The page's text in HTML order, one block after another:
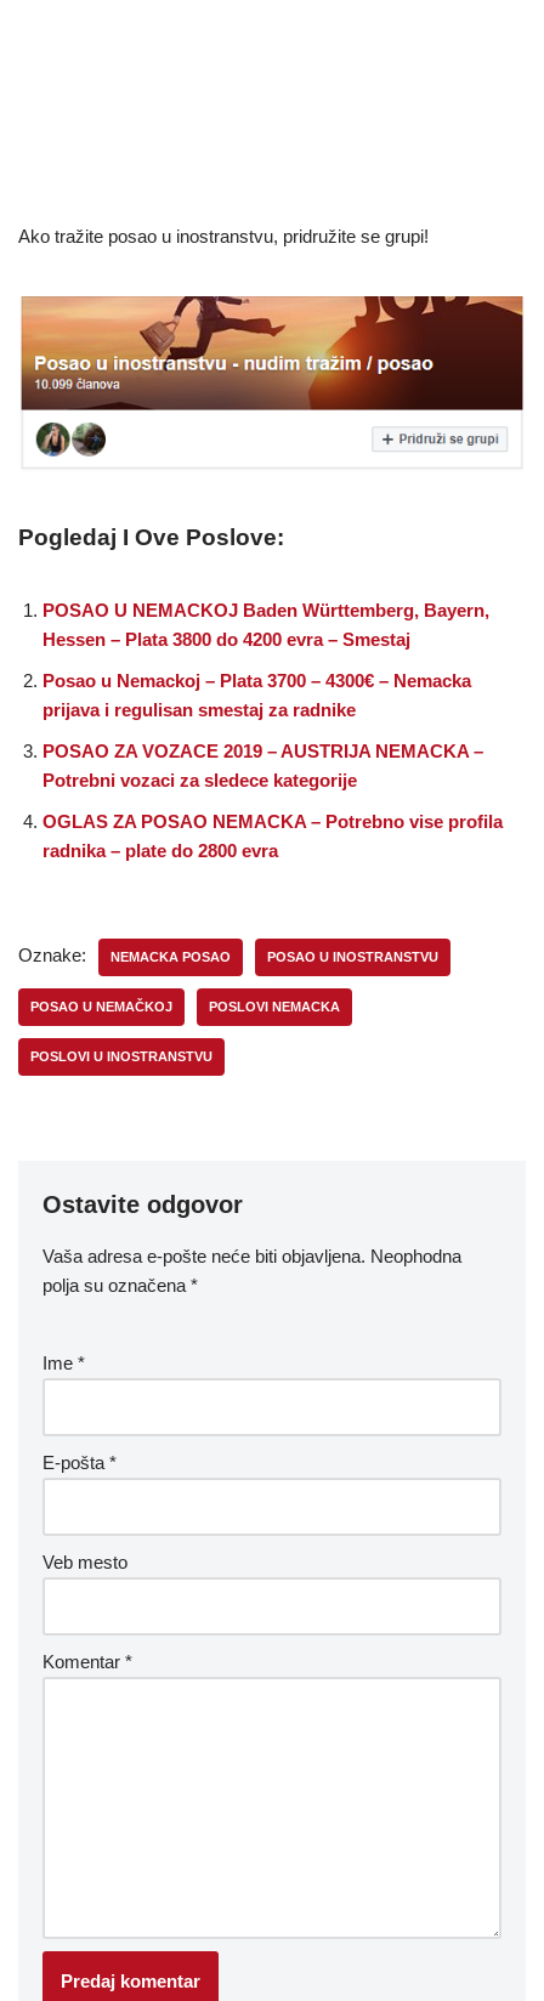
Ako tražite posao u inostranstvu, pridružite se grupi!
Pogledaj I Ove Poslove:
POSAO U NEMACKOJ Baden Württemberg, Bayern,
Hessen – Plata 3800 do 4200 evra – Smestaj
Posao u Nemackoj – Plata 3700 – 4300€ – Nemacka
prijava i regulisan smestaj za radnike
POSAO ZA VOZACE 2019 – AUSTRIJA NEMACKA –
Potrebni vozaci za sledece kategorije
OGLAS ZA POSAO NEMACKA – Potrebno vise profila
radnika – plate do 2800 evra
Oznake: NEMACKA POSAO POSAO U INOSTRANSTVU
POSAO U NEMAČKOJ POSLOVI NEMACKA
POSLOVI U INOSTRANSTVU
Ostavite odgovor
Vaša adresa e-pošte neće biti objavljena. Neophodna
polja su označena *
Ime *
E-pošta *
Veb mesto
Komentar *